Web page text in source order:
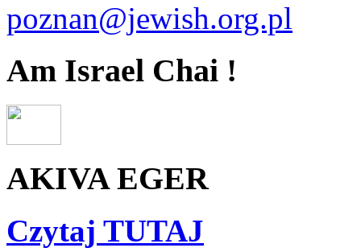
poznan@jewish.org.pl
Am Israel Chai !
AKIVA EGER
Czytaj TUTAJ